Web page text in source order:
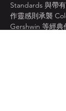
Standards 與帶
作靈感則承襲
Gershwin 等經典